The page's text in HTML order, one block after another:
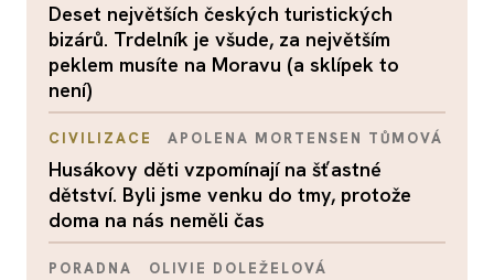
Deset největších českých turistických
bizárů. Trdelník je všude, za největším
peklem musíte na Moravu (a sklípek to
není)
CIVILIZACE APOLENA MORTENSEN TŮMOVÁ
Husákovy děti vzpomínají na šťastné
dětství. Byli jsme venku do tmy, protože
doma na nás neměli čas
PORADNA OLIVIE DOLEŽELOVÁ